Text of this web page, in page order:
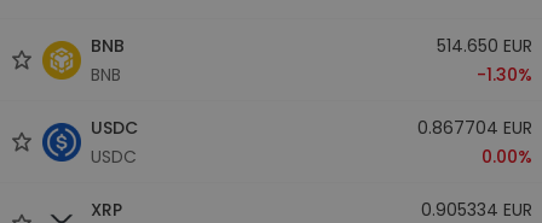
BNB
BNB
514.650 EUR
-1.30%
USDC
USDC
0.867704 EUR
0.00%
XRP
0.905334 EUR